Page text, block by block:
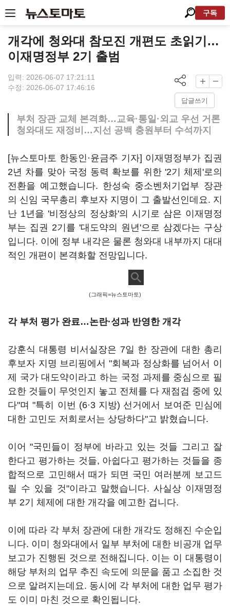
구독
개각에 청와대 참모진 개편도 초읽기…
이재명정부 2기 출범
입력: 2026-06-07 17:21:11
수정: 2026-06-07 17:46:16
답글쓰기
부처 장관 교체 본격화…교육·통일·외교 우선 거론
청와대도 재정비…지선 공백 충원부터 수석까지
[뉴스토마토 한동인·윤금주 기자] 이재명정부가 집권
2년 차를 맞아 국정 동력 확보를 위한 '2기 체제'로의
전환을 예고했습니다. 한성숙 중소벤처기업부 장관
의 신임 국무총리 후보자 지명이 그 출발선인데요. 지
난 1년을 '비정상의 정상화'의 시기로 삼은 이재명정
부는 집권 2기를 '대도약의 원년'으로 삼겠다는 구상
입니다. 이에 정부 내각은 물론 청와대 내부까지 대대
적인 개편이 본격화할 전망입니다.
(그래픽=뉴스토마토)
각 부처 평가 완료…논란·성과 반영한 개각
강훈식 대통령 비서실장은 7일 한 장관에 대한 총리
후보자 지명 브리핑에서 "회복과 정상화를 넘어서 이
제 국가 대도약이라고 하는 국정 과제를 중심으로 필
요한 것들이 무엇인지 놓고 전체를 다 재점검 중에 있
다"며 "특히 이번 (6·3 지방) 선거에서 보여준 민심에
대한 고민도 저희로서는 상당하다"고 밝혔습니다.
이어 "국민들이 정부에 바라고 있는 것들 그리고 잘
한다고 평가하는 것들, 아쉽다고 평가하는 것들을 종
합적으로 고민해서 때가 되면 국민 여러분께 보고드
릴 수 있을 것"이라고 말했습니다. 사실상 이재명정
부 2기 체제에 대한 개각을 예고한 겁니다.
이에 따라 각 부처 장관에 대한 개각도 정해진 수순입
니다. 이미 청와대에서 일부 부처에 대한 비공개 업무
보고가 진행된 것으로 전해집니다. 이는 이 대통령이
해당 부처의 업무 추진 속도에 의문을 품고 소집한 것
으로 알려지는데요. 동시에 각 부처에 대한 업무 평가
도 이미 마친 것으로 확인됩니다.